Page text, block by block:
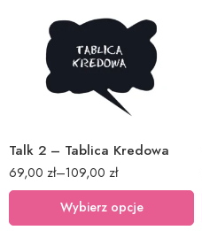
Talk 2 – Tablica Kredowa
69,00 zł–109,00 zł
40x45cm
60x68cm
Wybierz opcje